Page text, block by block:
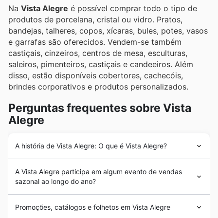
Na Vista Alegre é possível comprar todo o tipo de
produtos de porcelana, cristal ou vidro. Pratos,
bandejas, talheres, copos, xícaras, bules, potes, vasos
e garrafas são oferecidos. Vendem-se também
castiçais, cinzeiros, centros de mesa, esculturas,
saleiros, pimenteiros, castiçais e candeeiros. Além
disso, estão disponíveis cobertores, cachecóis,
brindes corporativos e produtos personalizados.
Perguntas frequentes sobre Vista
Alegre
A história de Vista Alegre: O que é Vista Alegre?
Pinto Basto, mas a sua origem remonta a 12 anos
quando o seu fundador comprou o primeiro terreno
onde ficaria a fábrica. Após pedido de autorização ao
rei D. João VI, obteve autorização para instalar a
primeira indústria dedicada à produção de porcelana
A Vista Alegre participa em algum evento de vendas
sazonal ao longo do ano?
promoções sazonais ao longo do ano, oferecendo
Promoções, catálogos e folhetos em Vista Alegre